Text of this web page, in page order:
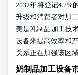
2032年将登记4.7%
升级和消费者对加
美是乳制品加工技
设备来提高效率和
关系正在加强该区
奶制品加工设备